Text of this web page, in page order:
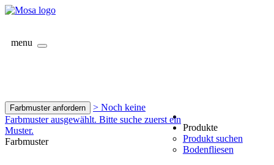
menu
Farbmuster anfordern
> Noch keine
Farbmuster ausgewählt. Bitte suche zuerst ein
Muster.
Farbmuster
Produkte
Produkt suchen
Bodenfliesen